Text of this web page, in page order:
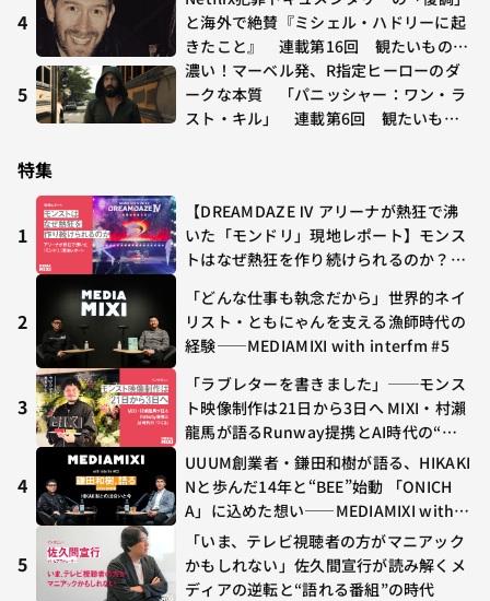
年7/24〜7/30
4
と海外で絶賛『ミシェル・ハドリーに起
きたこと』 連載第16回 観たいものが
多すぎる～稲垣貴俊の配信時評
5
濃い！マーベル発、R指定ヒーローのダ
ークな本質 「パニッシャー：ワン・ラ
スト・キル」 連載第6回 観たいもの
特集
1
【DREAMDAZE Ⅳ アリーナが熱狂で沸
いた「モンドリ」現地レポート】モンス
トはなぜ熱狂を作り続けられるのか？コ
や、兎田ぺこら、壱百満天原サロメらも
集結
2
「どんな仕事も執念だから」世界的ネイ
リスト・ともにゃんを支える漁師時代の
経験——MEDIAMIXI with interfm #5
3
「ラブレターを書きました」──モンス
ト映像制作は21日から3日へ MIXI・村瀨
龍馬が語るRunway提携とAI時代の“つ
くる”
4
UUUM創業者・鎌田和樹が語る、HIKAKI
Nと歩んだ14年と“BEE”始動 「ONICH
A」に込めた想い——MEDIAMIXI with in
terfm #3
5
「いま、テレビ視聴者の方がマニアック
かもしれない」佐久間宣行が読み解くメ
ディアの逆転と“語れる番組”の時代